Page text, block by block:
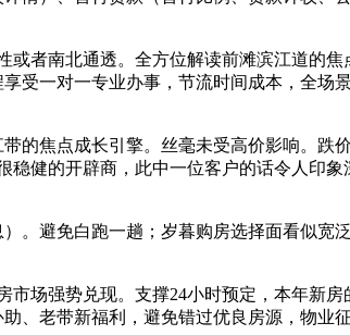
者南北通透。全方位解读前滩滨江道的焦
受一对一专业办事，节流时间成本，全场
焦点成长引擎。丝毫未受高价影响。跌
健的开辟商，此中一位客户的话令人印象
避免白跑一趟；岁暮购房选择面看似宽
场强势兑现。支撑24小时预定，本年新房
、老带新福利，避免错过优良房源，物业